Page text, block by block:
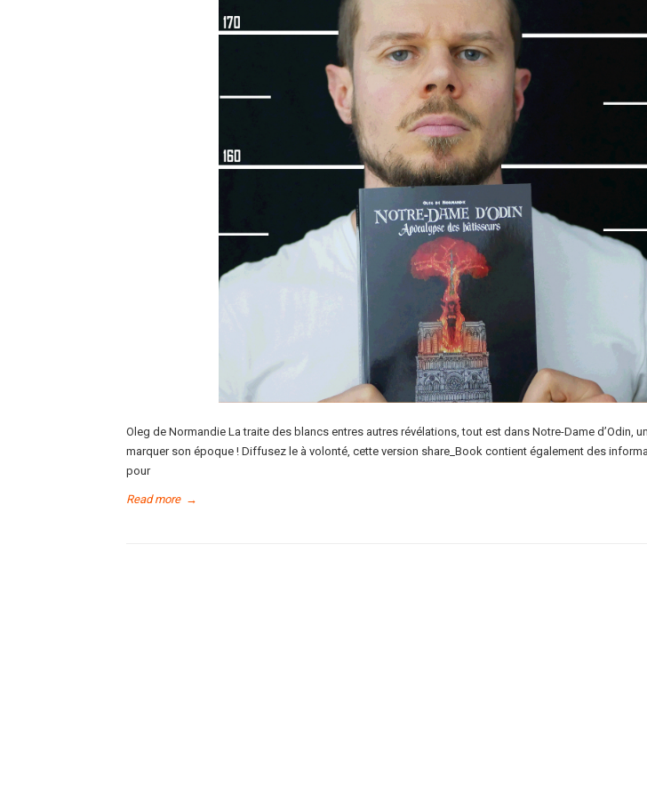
Oleg de Normandie La traite des blancs entres autres révélations, tout est dans Notre-Dame d’Odin,
marquer son époque ! Diffusez le à volonté, cette version share_Book contient également des
pour
Read more →